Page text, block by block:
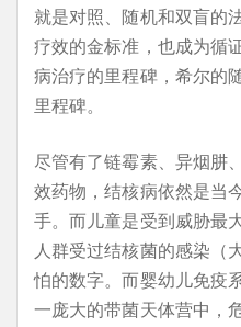
就是对照、随机和双盲的
疗效的金标准，也成为循
病治疗的里程碑，希尔的
里程碑。
尽管有了链霉素、异烟肼
效药物，结核病依然是当
手。而儿童是受到威胁最
人群受过结核菌的感染（
怕的数字。而婴幼儿免疫
一庞大的带菌天体营中，